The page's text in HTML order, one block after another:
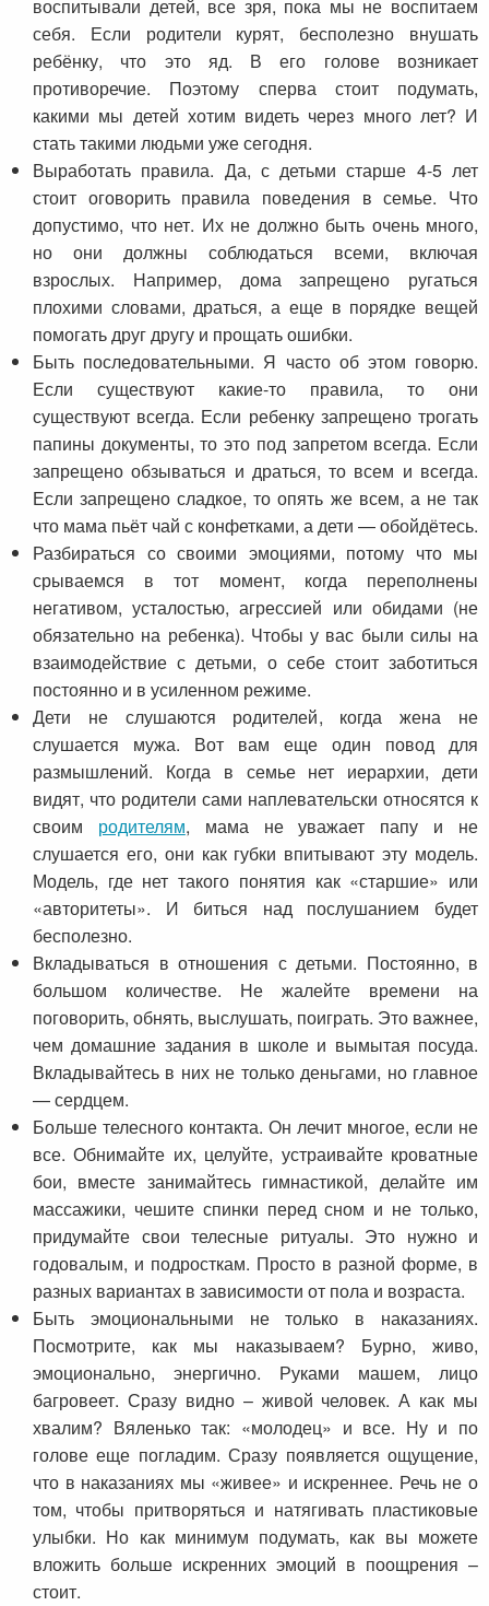
воспитывали детей, все зря, пока мы не воспитаем
себя. Если родители курят, бесполезно внушать
ребёнку, что это яд. В его голове возникает
противоречие. Поэтому сперва стоит подумать,
какими мы детей хотим видеть через много лет? И
стать такими людьми уже сегодня.
Выработать правила. Да, с детьми старше 4-5 лет
стоит оговорить правила поведения в семье. Что
допустимо, что нет. Их не должно быть очень много,
но они должны соблюдаться всеми, включая
взрослых. Например, дома запрещено ругаться
плохими словами, драться, а еще в порядке вещей
помогать друг другу и прощать ошибки.
Быть последовательными. Я часто об этом говорю.
Если существуют какие-то правила, то они
существуют всегда. Если ребенку запрещено трогать
папины документы, то это под запретом всегда. Если
запрещено обзываться и драться, то всем и всегда.
Если запрещено сладкое, то опять же всем, а не так
что мама пьёт чай с конфетками, а дети — обойдётесь.
Разбираться со своими эмоциями, потому что мы
срываемся в тот момент, когда переполнены
негативом, усталостью, агрессией или обидами (не
обязательно на ребенка). Чтобы у вас были силы на
взаимодействие с детьми, о себе стоит заботиться
постоянно и в усиленном режиме.
Дети не слушаются родителей, когда жена не
слушается мужа. Вот вам еще один повод для
размышлений. Когда в семье нет иерархии, дети
видят, что родители сами наплевательски относятся к
своим родителям, мама не уважает папу и не
слушается его, они как губки впитывают эту модель.
Модель, где нет такого понятия как «старшие» или
«авторитеты». И биться над послушанием будет
бесполезно.
Вкладываться в отношения с детьми. Постоянно, в
большом количестве. Не жалейте времени на
поговорить, обнять, выслушать, поиграть. Это важнее,
чем домашние задания в школе и вымытая посуда.
Вкладывайтесь в них не только деньгами, но главное
— сердцем.
Больше телесного контакта. Он лечит многое, если не
все. Обнимайте их, целуйте, устраивайте кроватные
бои, вместе занимайтесь гимнастикой, делайте им
массажики, чешите спинки перед сном и не только,
придумайте свои телесные ритуалы. Это нужно и
годовалым, и подросткам. Просто в разной форме, в
разных вариантах в зависимости от пола и возраста.
Быть эмоциональными не только в наказаниях.
Посмотрите, как мы наказываем? Бурно, живо,
эмоционально, энергично. Руками машем, лицо
багровеет. Сразу видно – живой человек. А как мы
хвалим? Вяленько так: «молодец» и все. Ну и по
голове еще погладим. Сразу появляется ощущение,
что в наказаниях мы «живее» и искреннее. Речь не о
том, чтобы притворяться и натягивать пластиковые
улыбки. Но как минимум подумать, как вы можете
вложить больше искренних эмоций в поощрения –
стоит.